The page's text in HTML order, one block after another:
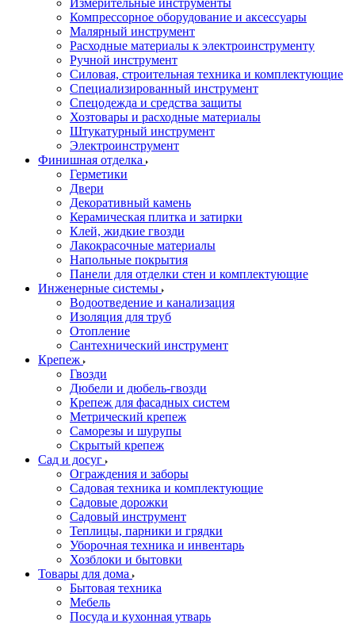
Измерительные инструменты
Компрессорное оборудование и аксессуары
Малярный инструмент
Расходные материалы к электроинструменту
Ручной инструмент
Силовая, строительная техника и комплектующие
Специализированный инструмент
Спецодежда и средства защиты
Хозтовары и расходные материалы
Штукатурный инструмент
Электроинструмент
Финишная отделка
Герметики
Двери
Декоративный камень
Керамическая плитка и затирки
Клей, жидкие гвозди
Лакокрасочные материалы
Напольные покрытия
Панели для отделки стен и комплектующие
Инженерные системы
Водоотведение и канализация
Изоляция для труб
Отопление
Сантехнический инструмент
Крепеж
Гвозди
Дюбели и дюбель-гвозди
Крепеж для фасадных систем
Метрический крепеж
Саморезы и шурупы
Скрытый крепеж
Сад и досуг
Ограждения и заборы
Садовая техника и комплектующие
Садовые дорожки
Садовый инструмент
Теплицы, парники и грядки
Уборочная техника и инвентарь
Хозблоки и бытовки
Товары для дома
Бытовая техника
Мебель
Посуда и кухонная утварь